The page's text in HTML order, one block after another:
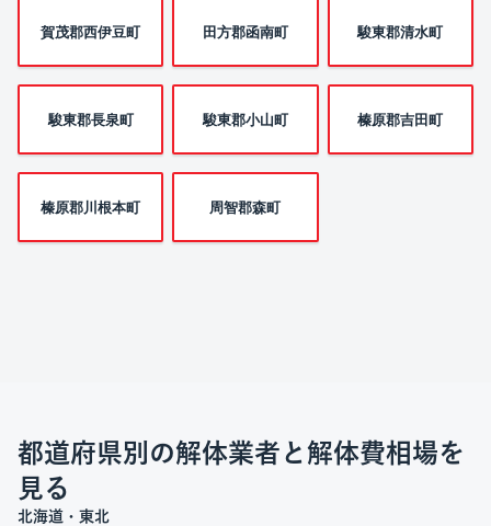
賀茂郡西伊豆町 田方郡函南町 駿東郡清水町
駿東郡長泉町 駿東郡小山町 榛原郡吉田町
榛原郡川根本町 周智郡森町
都道府県別の解体業者と解体費相場を
見る
北海道・東北